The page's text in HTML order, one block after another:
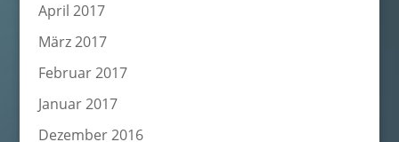
April 2017
März 2017
Februar 2017
Januar 2017
Dezember 2016